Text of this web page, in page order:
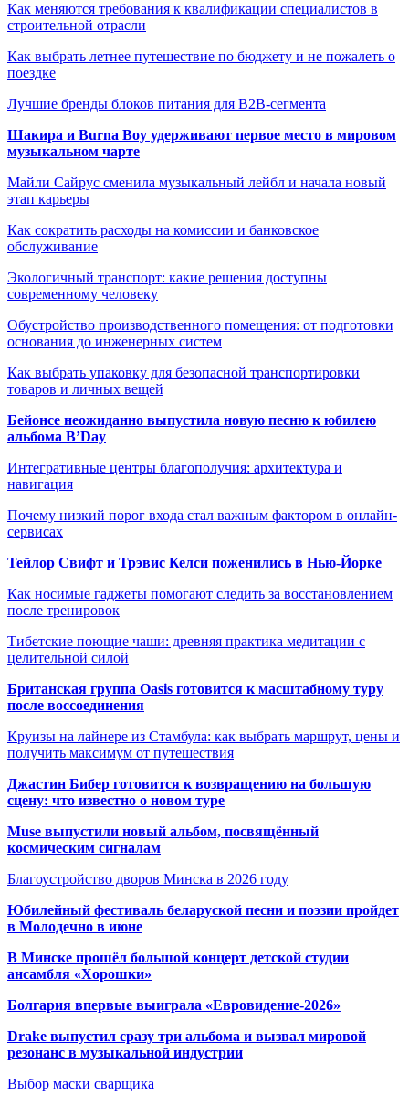
Как меняются требования к квалификации специалистов в
строительной отрасли
Как выбрать летнее путешествие по бюджету и не пожалеть о
поездке
Лучшие бренды блоков питания для B2B-сегмента
Шакира и Burna Boy удерживают первое место в мировом
музыкальном чарте
Майли Сайрус сменила музыкальный лейбл и начала новый
этап карьеры
Как сократить расходы на комиссии и банковское
обслуживание
Экологичный транспорт: какие решения доступны
современному человеку
Обустройство производственного помещения: от подготовки
основания до инженерных систем
Как выбрать упаковку для безопасной транспортировки
товаров и личных вещей
Бейонсе неожиданно выпустила новую песню к юбилею
альбома B’Day
Интегративные центры благополучия: архитектура и
навигация
Почему низкий порог входа стал важным фактором в онлайн-
сервисах
Тейлор Свифт и Трэвис Келси поженились в Нью-Йорке
Как носимые гаджеты помогают следить за восстановлением
после тренировок
Тибетские поющие чаши: древняя практика медитации с
целительной силой
Британская группа Oasis готовится к масштабному туру
после воссоединения
Круизы на лайнере из Стамбула: как выбрать маршрут, цены и
получить максимум от путешествия
Джастин Бибер готовится к возвращению на большую
сцену: что известно о новом туре
Muse выпустили новый альбом, посвящённый
космическим сигналам
Благоустройство дворов Минска в 2026 году
Юбилейный фестиваль беларуской песни и поэзии пройдет
в Молодечно в июне
В Минске прошёл большой концерт детской студии
ансамбля «Хорошки»
Болгария впервые выиграла «Евровидение-2026»
Drake выпустил сразу три альбома и вызвал мировой
резонанс в музыкальной индустрии
Выбор маски сварщика